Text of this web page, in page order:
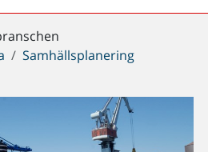
Samhällsplanering